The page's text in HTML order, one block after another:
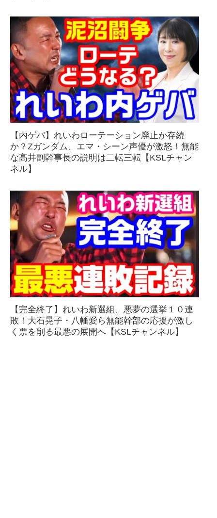
【内ゲバ】れいわローテーション廃止か存続
か？Zガンダム、エマ・シーン声優が激怒！無能
な高井副幹事長の説明は二転三転【KSLチャン
ネル】
【完全終了】れいわ新選組、悪夢の選挙１０連
敗！大石晃子・八幡愛ら無能幹部の応援が激し
く票を削る最悪の展開へ【KSLチャンネル】